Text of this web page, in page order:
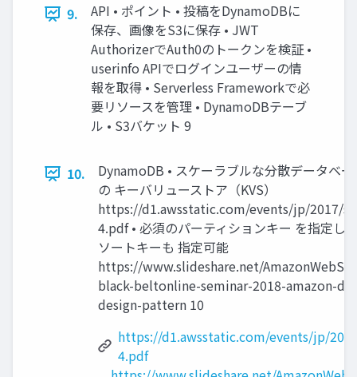
9.
API • ポイント • 投稿をDynamoDBに
保存、画像をS3に保存 • JWT
AuthorizerでAuth0のトークンを検証 •
userinfo APIでログインユーザーの情
報を取得 • Serverless Frameworkで必
要リソースを管理 • DynamoDBテーブ
ル • S3バケット 9
10.
DynamoDB • スケーラブルな分散データベ
の キーバリューストア（KVS）
https://d1.awsstatic.com/events/jp/2017/
4.pdf • 必須のパーティションキー を指定し
ソートキーも 指定可能
https://www.slideshare.net/
black-beltonline-seminar-2018-amazon-
design-pattern 10
https://d1.awsstatic.com/events/jp/
4.pdf